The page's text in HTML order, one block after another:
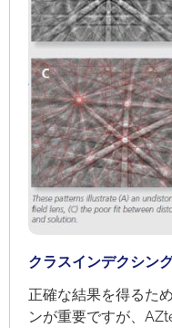
クラスインデクシン
正確な結果を得るた
ンが重要ですが、